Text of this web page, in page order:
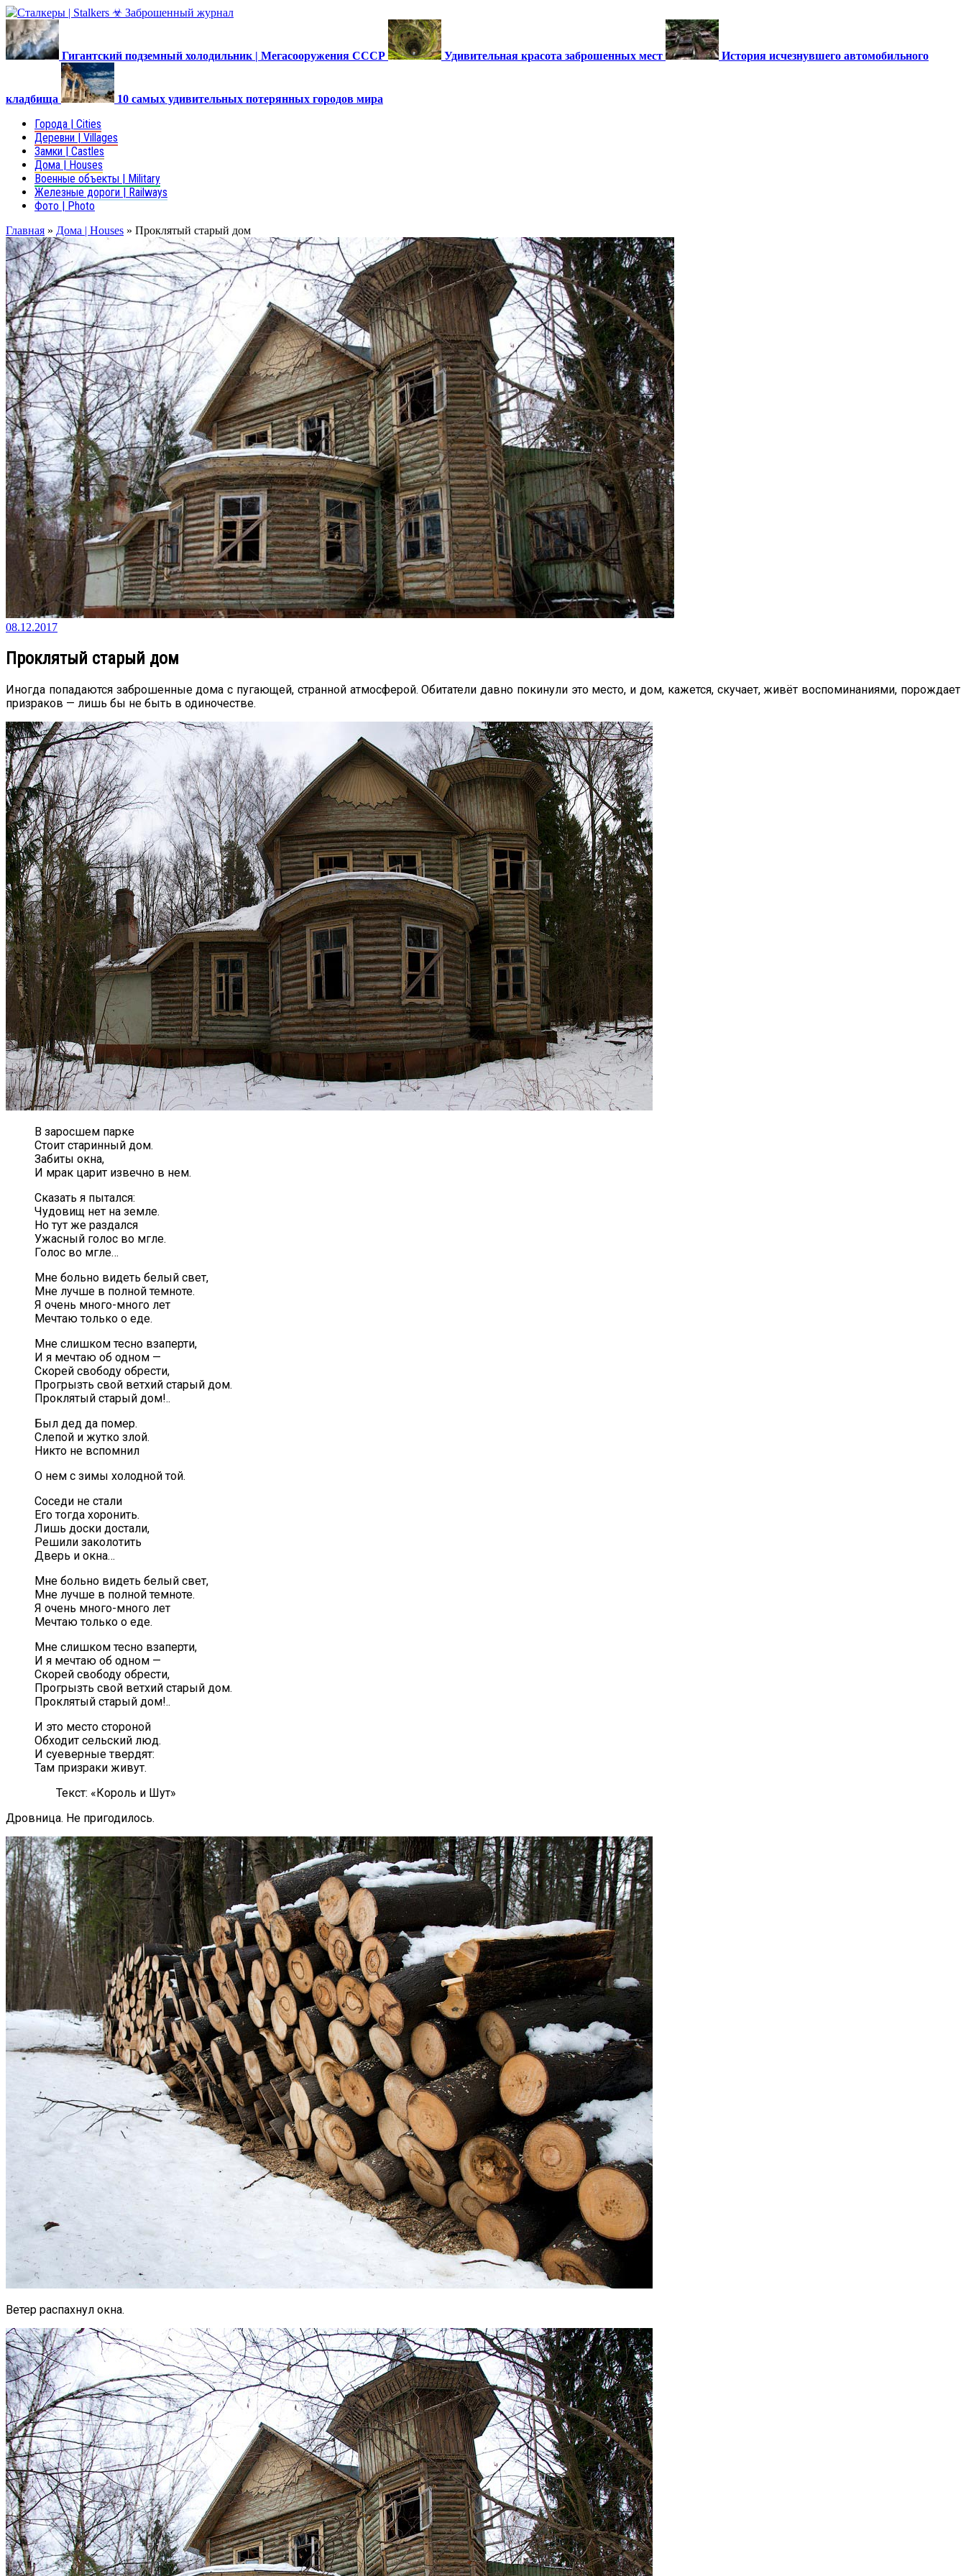
Гигантский подземный холодильник | Мегасооружения СССР Удивительная красота заброшенных мест История исчезнувшего автомобильного
кладбища 10 самых удивительных потерянных городов мира
Города | Cities
Деревни | Villages
Замки | Castles
Дома | Houses
Военные объекты | Military
Железные дороги | Railways
Фото | Photo
Главная » Дома | Houses » Проклятый старый дом
08.12.2017
Проклятый старый дом
Иногда попадаются заброшенные дома с пугающей, странной атмосферой. Обитатели давно покинули это место, и дом, кажется, скучает, живёт воспоминаниями, порождает
призраков — лишь бы не быть в одиночестве.
В заросшем парке
Стоит старинный дом.
Забиты окна,
И мрак царит извечно в нем.
Сказать я пытался:
Чудовищ нет на земле.
Но тут же раздался
Ужасный голос во мгле.
Голос во мгле…
Мне больно видеть белый свет,
Мне лучше в полной темноте.
Я очень много-много лет
Мечтаю только о еде.
Мне слишком тесно взаперти,
И я мечтаю об одном —
Скорей свободу обрести,
Прогрызть свой ветхий старый дом.
Проклятый старый дом!..
Был дед да помер.
Слепой и жутко злой.
Никто не вспомнил
О нем с зимы холодной той.
Соседи не стали
Его тогда хоронить.
Лишь доски достали,
Решили заколотить
Дверь и окна…
Мне больно видеть белый свет,
Мне лучше в полной темноте.
Я очень много-много лет
Мечтаю только о еде.
Мне слишком тесно взаперти,
И я мечтаю об одном —
Скорей свободу обрести,
Прогрызть свой ветхий старый дом.
Проклятый старый дом!..
И это место стороной
Обходит сельский люд.
И суеверные твердят:
Там призраки живут.
Текст: «Король и Шут»
Дровница. Не пригодилось.
Ветер распахнул окна.